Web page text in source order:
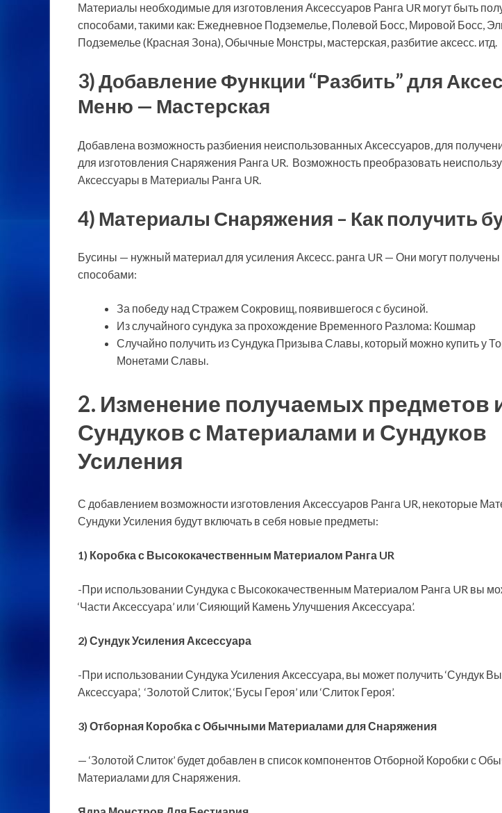
Материалы необходимые для изготовления Аксессуаров Ранга UR могут быть
способами, такими как: Ежедневное Подземелье, Полевой Босс, Мировой Босс,
Подземелье (Красная Зона), Обычные Монстры, мастерская, разбитие аксесс. итд.
3) Добавление Функции “Разбить” для
Меню — Мастерская
Добавлена возможность разбиения неиспользованных Аксессуаров, для
для изготовления Снаряжения Ранга UR. Возможность преобразовать
Аксессуары в Материалы Ранга UR.
4) Материалы Снаряжения – Как получить
Бусины — нужный материал для усиления Аксесс. ранга UR — Они могут
способами:
За победу над Стражем Сокровищ, появившегося с бусиной.
Из случайного сундука за прохождение Временного Разлома: Кошмар
Случайно получить из Сундука Призыва Славы, который можно купить у
Монетами Славы.
2. Изменение получаемых предметов
Сундуков с Материалами и Сундуков
Усиления
С добавлением возможности изготовления Аксессуаров Ранга UR, некоторые
Сундуки Усиления будут включать в себя новые предметы:
1) Коробка с Высококачественным Материалом Ранга UR
-При использовании Сундука с Высококачественным Материалом Ранга UR вы
‘Части Аксессуара’ или ‘Сияющий Камень Улучшения Аксессуара’.
2) Сундук Усиления Аксессуара
-При использовании Сундука Усиления Аксессуара, вы может получить ‘Сундук
Аксессуара’, ‘Золотой Слиток’, ‘Бусы Героя’ или ‘Слиток Героя’.
3) Отборная Коробка с Обычными Материалами для Снаряжения
— ‘Золотой Слиток’ будет добавлен в список компонентов Отборной Коробки с
Материалами для Снаряжения.